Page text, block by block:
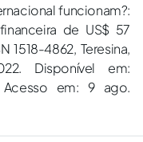
funcionam?:
de US$ 57
1518-4862, Teresina,
Disponível em:
em: 9 ago.